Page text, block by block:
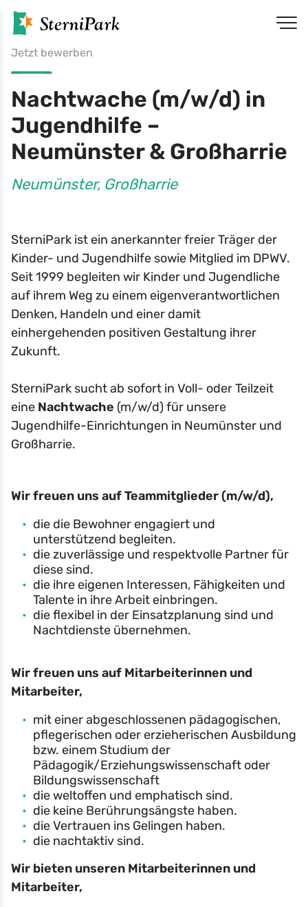
Jetzt bewerben
Nachtwache (m/w/d) in
Jugendhilfe –
Neumünster & Großharrie
Neumünster, Großharrie
SterniPark ist ein anerkannter freier Träger der
Kinder- und Jugendhilfe sowie Mitglied im DPWV.
Seit 1999 begleiten wir Kinder und Jugendliche
auf ihrem Weg zu einem eigenverantwortlichen
Denken, Handeln und einer damit
einhergehenden positiven Gestaltung ihrer
Zukunft.
SterniPark sucht ab sofort in Voll- oder Teilzeit
eine Nachtwache (m/w/d) für unsere
Jugendhilfe-Einrichtungen in Neumünster und
Großharrie.
Wir freuen uns auf Teammitglieder (m/w/d),
die die Bewohner engagiert und
unterstützend begleiten.
die zuverlässige und respektvolle Partner für
diese sind.
die ihre eigenen Interessen, Fähigkeiten und
Talente in ihre Arbeit einbringen.
die flexibel in der Einsatzplanung sind und
Nachtdienste übernehmen.
Wir freuen uns auf Mitarbeiterinnen und
Mitarbeiter,
mit einer abgeschlossenen pädagogischen,
pflegerischen oder erzieherischen Ausbildung
bzw. einem Studium der
Pädagogik/Erziehungswissenschaft oder
Bildungswissenschaft
die weltoffen und emphatisch sind.
die keine Berührungsängste haben.
die Vertrauen ins Gelingen haben.
die nachtaktiv sind.
Wir bieten unseren Mitarbeiterinnen und
Mitarbeiter,